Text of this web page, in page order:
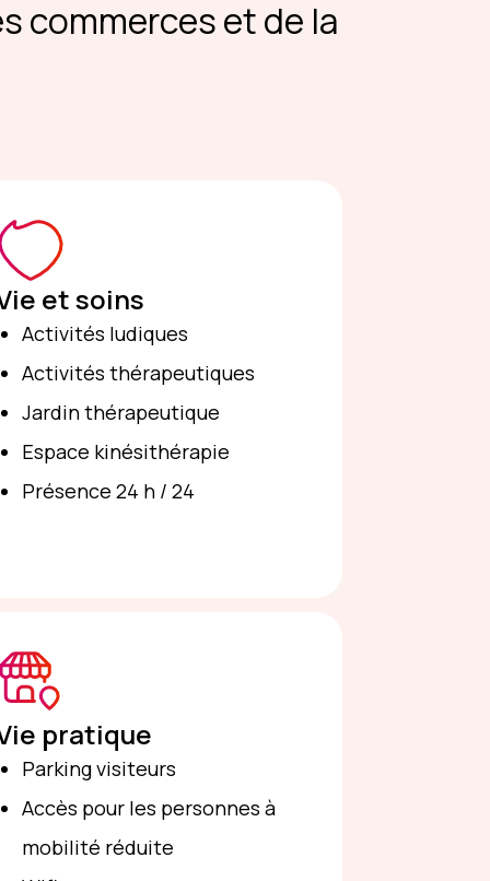
commerces et de la
et soins
Activités ludiques
Activités thérapeutiques
Jardin thérapeutique
Espace kinésithérapie
Présence 24 h / 24
pratique
Parking visiteurs
Accès pour les personnes à
mobilité réduite